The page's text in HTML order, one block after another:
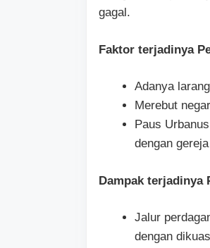
gagal.
Faktor terjadinya
Adanya
Merebut
Paus
dengan
Dampak terjadinya
Jalur
dengan